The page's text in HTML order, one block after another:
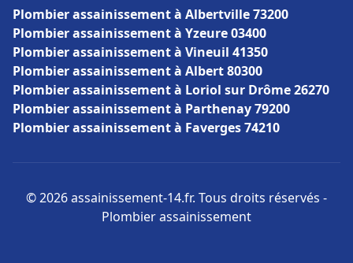
Plombier assainissement à Albertville 73200
Plombier assainissement à Yzeure 03400
Plombier assainissement à Vineuil 41350
Plombier assainissement à Albert 80300
Plombier assainissement à Loriol sur Drôme 26270
Plombier assainissement à Parthenay 79200
Plombier assainissement à Faverges 74210
© 2026 assainissement-14.fr. Tous droits réservés -
Plombier assainissement